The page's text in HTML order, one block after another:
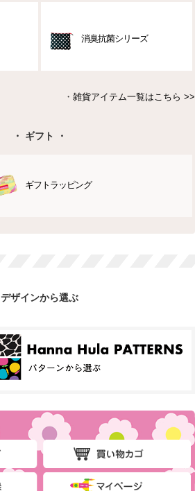
消臭抗菌シリーズ
・ 雑貨アイテム一覧はこちら >>
・ ギフト ・
ギフトラッピング
デザインから選ぶ